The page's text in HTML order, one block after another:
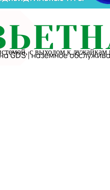
с выходом к лужайкам